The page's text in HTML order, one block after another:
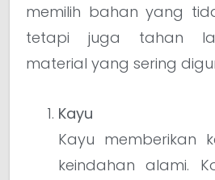
memilih bahan yang
tetapi juga tahan
material yang sering
Kayu
Kayu memberikan
keindahan alami.